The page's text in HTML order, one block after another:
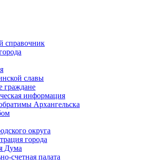
справочник
славы
граждане
информация
Архангельска
округа
города
Дума
счетная палата